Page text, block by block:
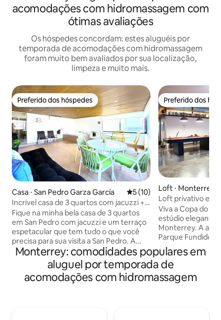
acomodações com hidromassagem com
ótimas avaliações
Os hóspedes concordam: estes aluguéis por
temporada de acomodações com hidromassagem
foram muito bem avaliados por sua localização,
limpeza e muito mais.
Preferido dos hóspedes
Preferido dos hóspedes
Casa ⋅ San Pedro Garza García 5 de uma avaliação média
5 (10)
Incrível casa de 3 quartos com jacuzzi +
terraço + estacionamento
Fique na minha bela casa de 3 quartos
em San Pedro com jacuzzi e um terraço
espetacular que tem tudo o que você
precisa para sua visita a San Pedro. A
unidade vem com ar condicionado e
garagem de estacionamento gratuita.
Durante a estadia, você também pode
desfrutar de uma conveniente sala de
Preferido dos
Preferido dos
Loft ⋅ Monterrey
Loft privativo e
Monterrey
Viva a Copa do
estúdio elegante
Monterrey. A
Parque Fundidora
você evitará o
ação. O estádio
facilitando o
jogo, volte para
privativa,
Monterrey: comodidades populares em
aluguel por temporada de
acomodações com hidromassagem